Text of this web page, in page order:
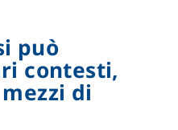
può
contesti,
di